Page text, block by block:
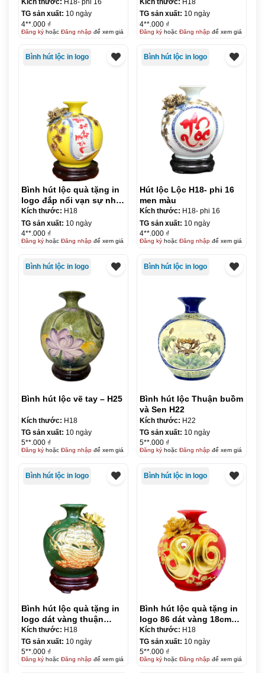
Kích thước: H18- phi 16
TG sản xuất: 10 ngày
4**.000 ₫
Đăng kýhoặc Đăng nhậpđể xem giá
Kích thước: H18
TG sản xuất: 10 ngày
4**.000 ₫
Đăng kýhoặc Đăng nhậpđể xem giá
Bình hút lộc in logo
Bình hút lộc quà tặng in
logo đắp nổi vạn sự như
ý 18cm KQ-BHL18
Kích thước: H18
TG sản xuất: 10 ngày
4**.000 ₫
Đăng kýhoặc Đăng nhậpđể xem giá
Bình hút lộc in logo
Hút lộc Lộc H18- phi 16
men màu
Kích thước: H18- phi 16
TG sản xuất: 10 ngày
4**.000 ₫
Đăng kýhoặc Đăng nhậpđể xem giá
Bình hút lộc in logo
Bình hút lộc vẽ tay – H25
Kích thước: H18
TG sản xuất: 10 ngày
5**.000 ₫
Đăng kýhoặc Đăng nhậpđể xem giá
Bình hút lộc in logo
Bình hút lộc Thuận buồm
và Sen H22
Kích thước: H22
TG sản xuất: 10 ngày
5**.000 ₫
Đăng kýhoặc Đăng nhậpđể xem giá
Bình hút lộc in logo
Bình hút lộc quà tặng in
logo dát vàng thuận
buồm xuôi gió 18cm KQ-
BHL11
Kích thước: H18
TG sản xuất: 10 ngày
5**.000 ₫
Đăng kýhoặc Đăng nhậpđể xem giá
Bình hút lộc in logo
Bình hút lộc quà tặng in
logo 86 dát vàng 18cm
KQ-BHL12
Kích thước: H18
TG sản xuất: 10 ngày
5**.000 ₫
Đăng kýhoặc Đăng nhậpđể xem giá